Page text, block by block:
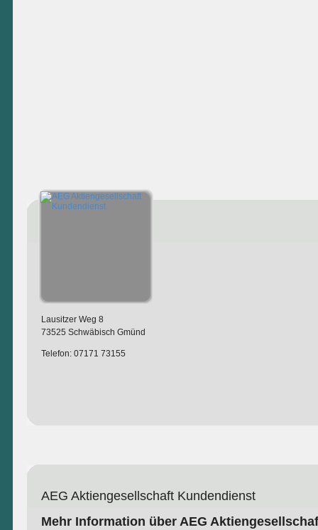
Lausitzer Weg 8
73525 Schwäbisch Gmünd
Telefon: 07171 73155
AEG Aktiengesellschaft Kundendienst
Mehr Information über AEG